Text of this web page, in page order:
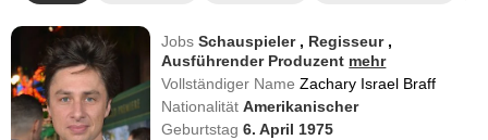
JobsSchauspieler , Regisseur ,
Ausführender Produzent mehr
Vollständiger NameZachary Israel Braff
NationalitätAmerikanischer
Geburtstag6. April 1975